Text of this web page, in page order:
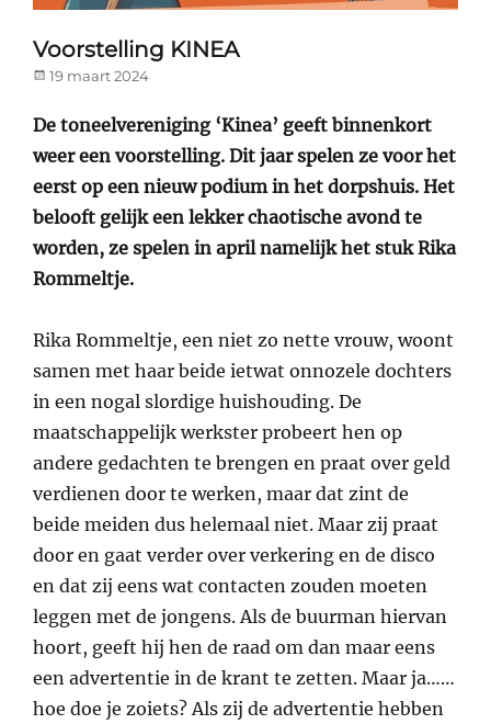
Voorstelling KINEA
Posted
19 maart 2024
De toneelvereniging ‘Kinea’ geeft binnenkort
weer een voorstelling. Dit jaar spelen ze voor het
eerst op een nieuw podium in het dorpshuis. Het
belooft gelijk een lekker chaotische avond te
worden, ze spelen in april namelijk het stuk Rika
Rommeltje.
Rika Rommeltje, een niet zo nette vrouw, woont
samen met haar beide ietwat onnozele dochters
in een nogal slordige huishouding. De
maatschappelijk werkster probeert hen op
andere gedachten te brengen en praat over geld
verdienen door te werken, maar dat zint de
beide meiden dus helemaal niet. Maar zij praat
door en gaat verder over verkering en de disco
en dat zij eens wat contacten zouden moeten
leggen met de jongens. Als de buurman hiervan
hoort, geeft hij hen de raad om dan maar eens
een advertentie in de krant te zetten. Maar ja……
hoe doe je zoiets? Als zij de advertentie hebben